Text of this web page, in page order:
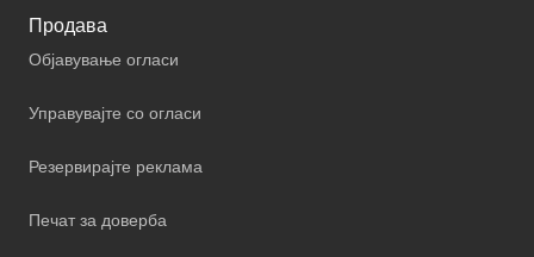
Продава
Објавување огласи
Управувајте со огласи
Резервирајте реклама
Печат за доверба